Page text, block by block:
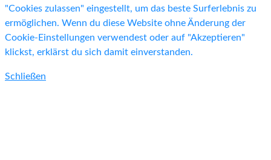
"Cookies zulassen" eingestellt, um das beste Surferlebnis zu
ermöglichen. Wenn du diese Website ohne Änderung der
Cookie-Einstellungen verwendest oder auf "Akzeptieren"
klickst, erklärst du sich damit einverstanden.
Schließen